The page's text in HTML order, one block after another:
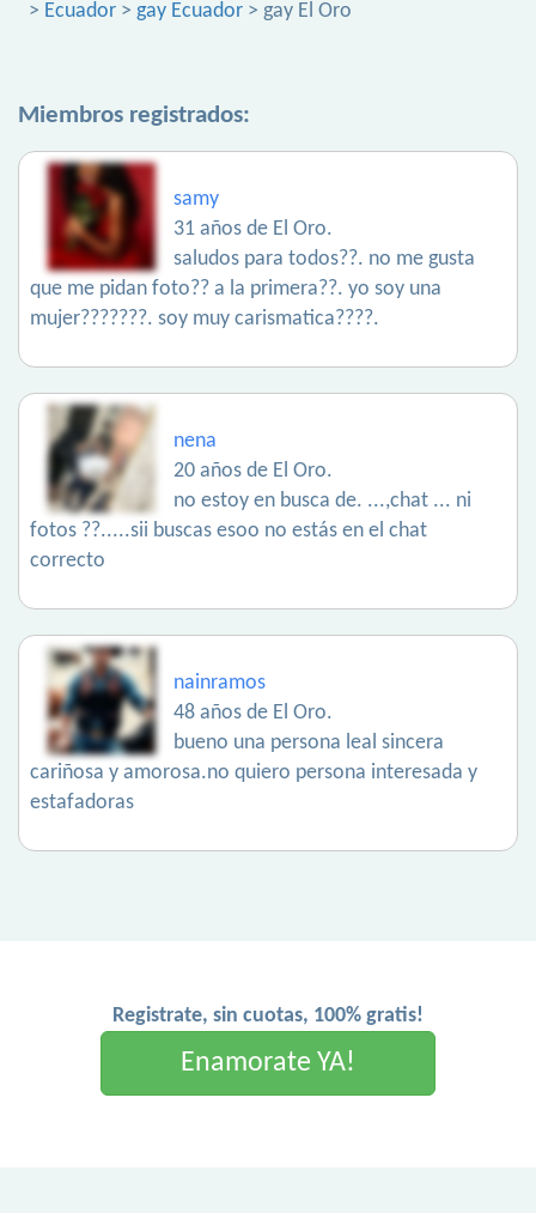
> Ecuador > gay Ecuador > gay El Oro
Miembros registrados:
samy
31 años de El Oro.
saludos para todos??. no me gusta
que me pidan foto?? a la primera??. yo soy una
mujer???????. soy muy carismatica????.
nena
20 años de El Oro.
no estoy en busca de. ...,chat ... ni
fotos ??.....sii buscas esoo no estás en el chat
correcto
nainramos
48 años de El Oro.
bueno una persona leal sincera
cariñosa y amorosa.no quiero persona interesada y
estafadoras
Registrate, sin cuotas, 100% gratis!
Enamorate YA!